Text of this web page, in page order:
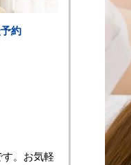
約
。お気軽